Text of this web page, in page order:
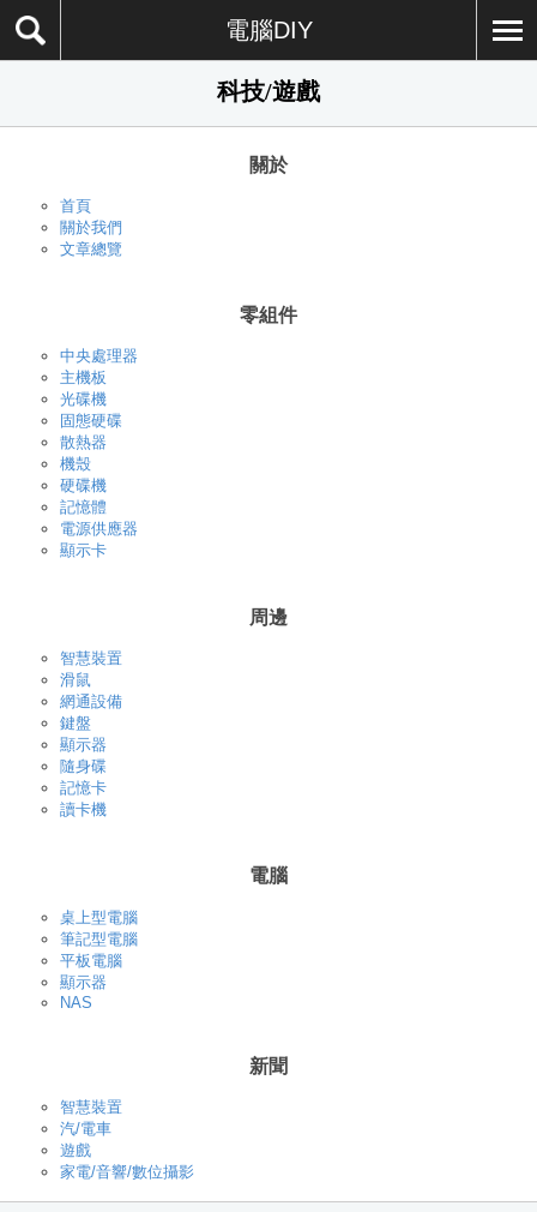
電腦DIY
科技/遊戲
關於
首頁
關於我們
文章總覽
零組件
中央處理器
主機板
光碟機
固態硬碟
散熱器
機殼
硬碟機
記憶體
電源供應器
顯示卡
周邊
智慧裝置
滑鼠
網通設備
鍵盤
顯示器
隨身碟
記憶卡
讀卡機
電腦
桌上型電腦
筆記型電腦
平板電腦
顯示器
NAS
新聞
智慧裝置
汽/電車
遊戲
家電/音響/數位攝影